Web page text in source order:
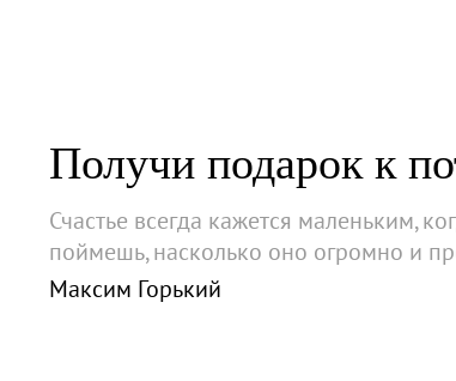
Получи подарок к
Счастье всегда кажется маленьким,
поймешь, насколько оно огромно и
Максим Горький